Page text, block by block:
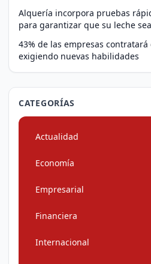
Alquería incorpora pruebas
para garantizar que su leche
43% de las empresas
exigiendo nuevas habilidades
CATEGORÍAS
Actualidad
Economía
Empresarial
Financiera
Internacional